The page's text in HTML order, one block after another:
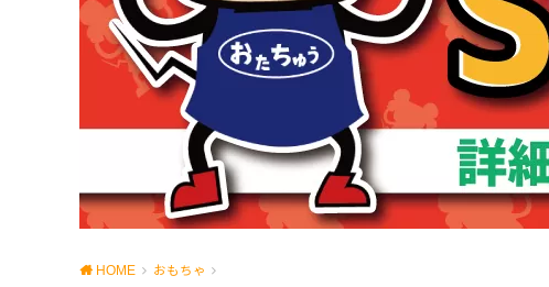
HOME おもちゃ